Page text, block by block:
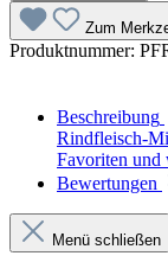
Zum
Produktnummer:
Beschreibung
Rindfleisch-
Favoriten
Bewertungen
Menü schließen